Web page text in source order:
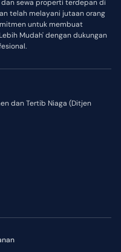
sewa properti terdepan di
telah melayani jutaan orang
untuk membuat
Mudah' dengan dukungan
dan Tertib Niaga (Ditjen